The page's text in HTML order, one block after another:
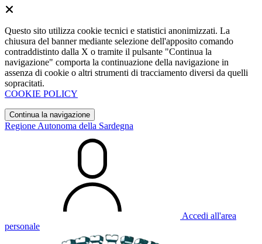
Questo sito utilizza cookie tecnici e statistici anonimizzati. La
chiusura del banner mediante selezione dell'apposito comando
contraddistinto dalla X o tramite il pulsante "Continua la
navigazione" comporta la continuazione della navigazione in
assenza di cookie o altri strumenti di tracciamento diversi da quelli
sopracitati.
COOKIE POLICY
Continua la navigazione
Regione Autonoma della Sardegna
Accedi all'area
personale